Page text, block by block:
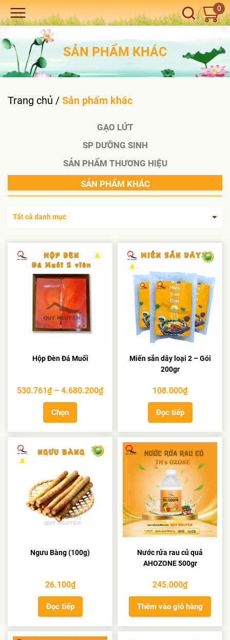
0
SẢN PHẨM KHÁC
Trang chủ / Sản phẩm khác
GẠO LỨT
SP DƯỠNG SINH
SẢN PHẨM THƯƠNG HIỆU
SẢN PHẨM KHÁC
Tất cả danh mục
Hộp Đèn Đá Muối
530.761₫ – 4.680.200₫Khoảng
đến
4.680.200₫
Chọn
Miến sắn dây loại 2 – Gói
200gr
108.000₫
Đọc tiếp
Ngưu Bàng (100g)
26.100₫
Đọc tiếp
Nước rửa rau củ quả
AHOZONE 500gr
245.000₫
Thêm vào giỏ hàng